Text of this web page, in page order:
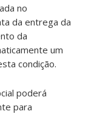
no
da entrega da
da
um
condição.
poderá
para